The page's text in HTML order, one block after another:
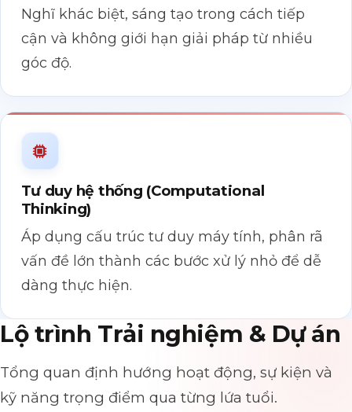
Nghĩ khác biệt, sáng tạo trong cách tiếp
cận và không giới hạn giải pháp từ nhiều
góc độ.
Tư duy hệ thống (Computational
Thinking)
Áp dụng cấu trúc tư duy máy tính, phân rã
vấn đề lớn thành các bước xử lý nhỏ để dễ
dàng thực hiện.
Lộ trình Trải nghiệm & Dự án
Tổng quan định hướng hoạt động, sự kiện và
kỹ năng trọng điểm qua từng lứa tuổi.